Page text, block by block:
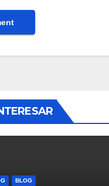
BLOG